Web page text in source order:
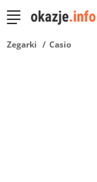
Zegarki Casio